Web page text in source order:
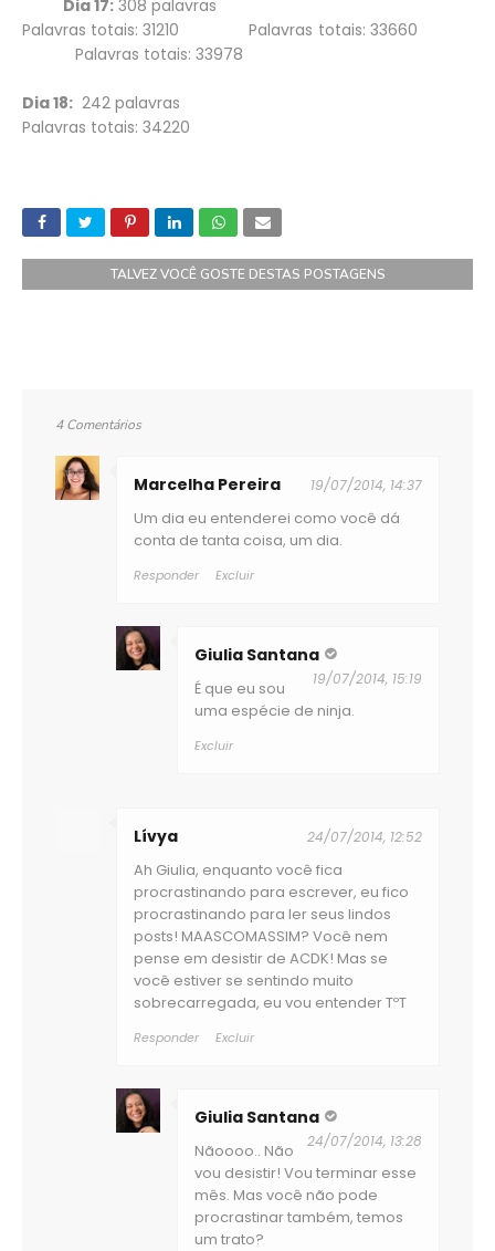
Dia 17: 308 palavras
Palavras totais: 31210 Palavras totais: 33660
Palavras totais: 33978
Dia 18: 242 palavras
Palavras totais: 34220
TALVEZ VOCÊ GOSTE DESTAS POSTAGENS
4 Comentários
Marcelha Pereira 19/07/2014, 14:37
Um dia eu entenderei como você dá
conta de tanta coisa, um dia.
Responder Excluir
Giulia Santana
19/07/2014, 15:19
É que eu sou
uma espécie de ninja.
Excluir
Lívya 24/07/2014, 12:52
Ah Giulia, enquanto você fica
procrastinando para escrever, eu fico
procrastinando para ler seus lindos
posts! MAASCOMASSIM? Você nem
pense em desistir de ACDK! Mas se
você estiver se sentindo muito
sobrecarregada, eu vou entender TºT
Responder Excluir
Giulia Santana
24/07/2014, 13:28
Nãoooo.. Não
vou desistir! Vou terminar esse
mês. Mas você não pode
procrastinar também, temos
um trato?